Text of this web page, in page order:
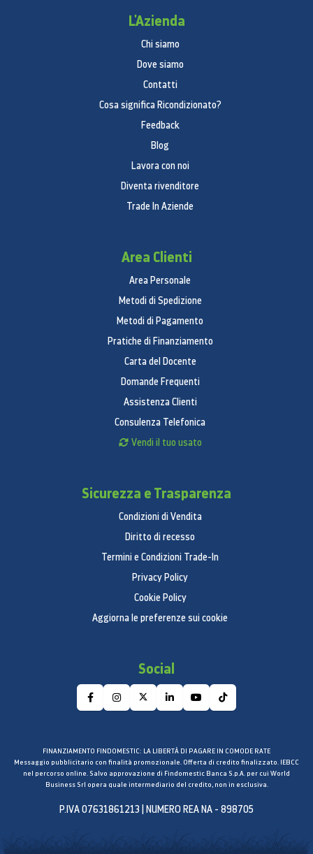
L'Azienda
Chi siamo
Dove siamo
Contatti
Cosa significa Ricondizionato?
Feedback
Blog
Lavora con noi
Diventa rivenditore
Trade In Aziende
Area Clienti
Area Personale
Metodi di Spedizione
Metodi di Pagamento
Pratiche di Finanziamento
Carta del Docente
Domande Frequenti
Assistenza Clienti
Consulenza Telefonica
Vendi il tuo usato
Sicurezza e Trasparenza
Condizioni di Vendita
Diritto di recesso
Termini e Condizioni Trade-In
Privacy Policy
Cookie Policy
Aggiorna le preferenze sui cookie
Social
FINANZIAMENTO FINDOMESTIC: LA LIBERTÀ DI PAGARE IN COMODE RATE
Messaggio pubblicitario con finalità promozionale. Offerta di credito finalizzato. IEBCC
nel percorso online. Salvo approvazione di Findomestic Banca S.p.A. per cui World
Business Srl opera quale intermediario del credito, non in esclusiva.
P.IVA 07631861213 | NUMERO REA NA - 898705